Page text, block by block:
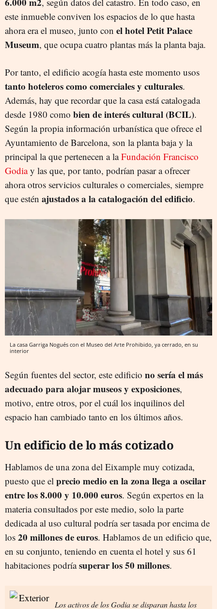
este inmueble conviven los espacios de lo que hasta
ahora era el museo, junto con el hotel Petit Palace
Museum, que ocupa cuatro plantas más la planta baja.
Por tanto, el edificio acogía hasta este momento usos
tanto hoteleros como comerciales y culturales.
Además, hay que recordar que la casa está catalogada
desde 1980 como bien de interés cultural (BCIL).
Según la propia información urbanística que ofrece el
Ayuntamiento de Barcelona, son la planta baja y la
principal la que pertenecen a laFundación Francisco
Godiay las que, por tanto, podrían pasar a ofrecer
ahora otros servicios culturales o comerciales, siempre
que estén ajustados a la catalogación del edificio.
La casa Garriga Nogués con el Museo del Arte Prohibido, ya cerrado, en su
interior
Según fuentes del sector, este edificio no sería el más
adecuado para alojar museos y exposiciones,
motivo, entre otros, por el cuál los inquilinos del
espacio han cambiado tanto en los últimos años.
Un edificio de lo más cotizado
Hablamos de una zona del Eixample muy cotizada,
puesto que el precio medio en la zona llega a oscilar
entre los 8.000 y 10.000 euros. Según expertos en la
materia consultados por este medio, solo la parte
dedicada al uso cultural podría ser tasada por encima de
los 20 millones de euros. Hablamos de un edificio que,
en su conjunto, teniendo en cuenta el hotel y sus 61
habitaciones podríasuperar los 50 millones.
Los activos de los Godia se disparan hasta los